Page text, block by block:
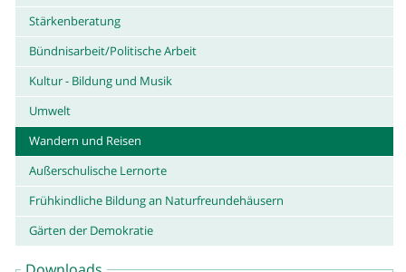
Stärkenberatung
Bündnisarbeit/Politische Arbeit
Kultur - Bildung und Musik
Umwelt
Wandern und Reisen
Außerschulische Lernorte
Frühkindliche Bildung an Naturfreundehäusern
Gärten der Demokratie